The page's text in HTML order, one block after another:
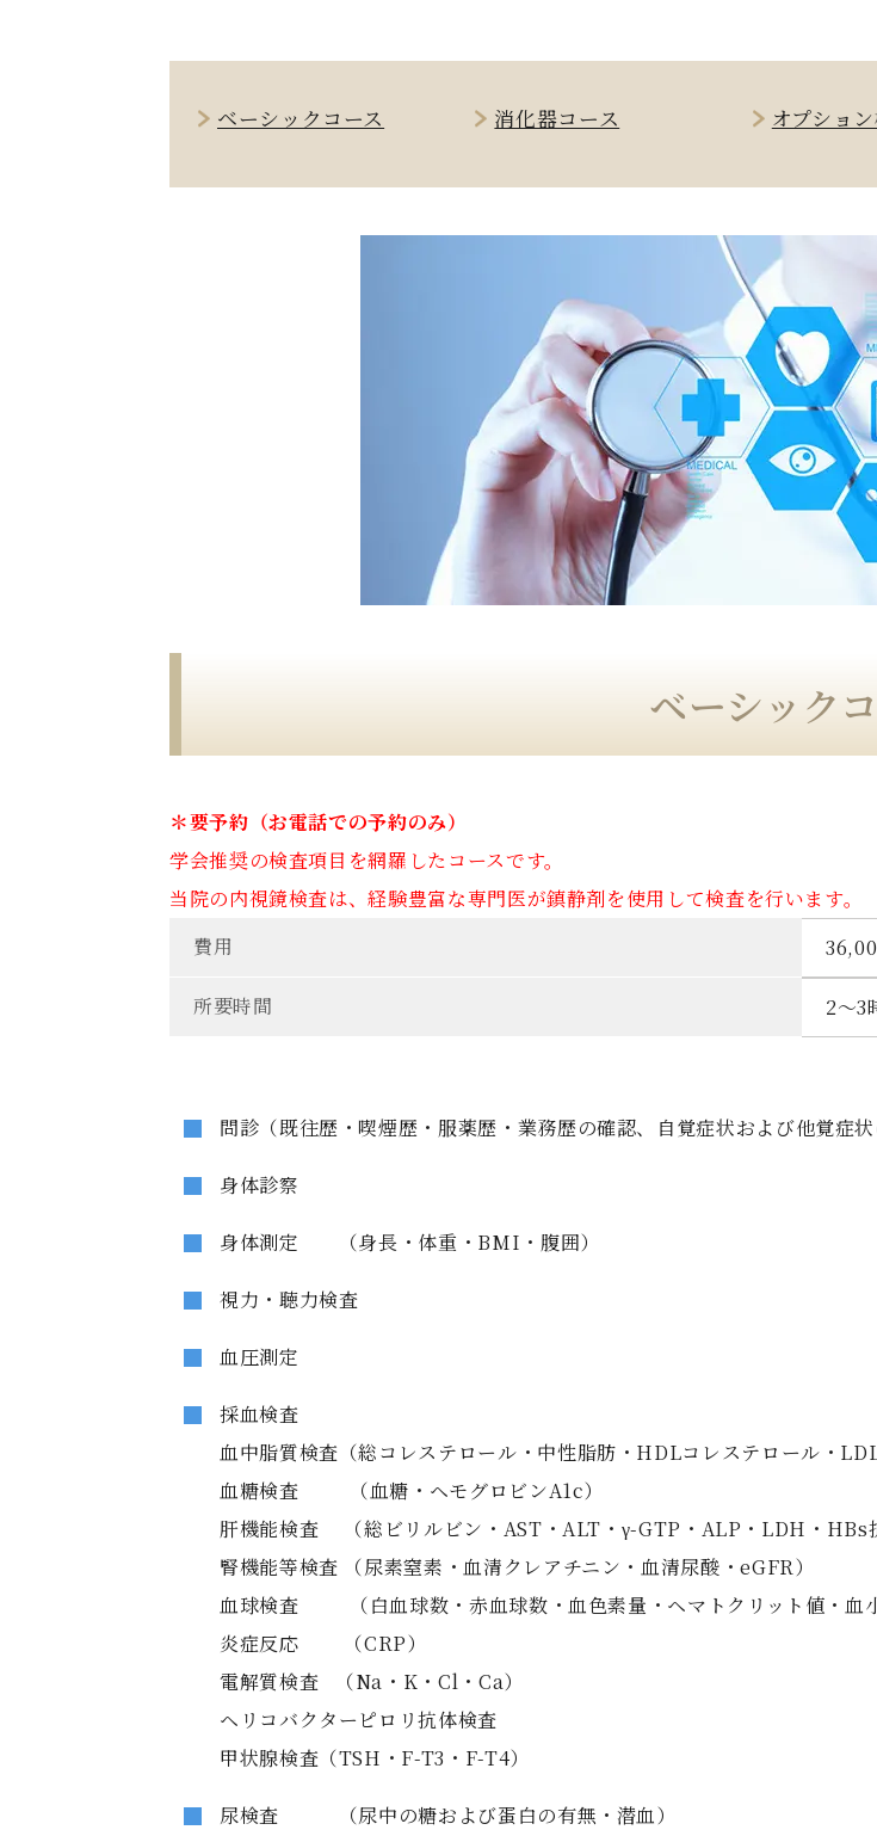
ベーシックコース 消化器コース オプショ
ベーシック
＊要予約（お電話での予約のみ）
学会推奨の検査項目を網羅したコースです。
当院の内視鏡検査は、経験豊富な専門医が鎮静剤を使用して検査を行います。
費用
所要時間 2～3
問診（既往歴・喫煙歴・服薬歴・業務歴の確認、自覚症状および他覚症状
身体診察
身体測定 （身長・体重・BMI・腹囲）
視力・聴力検査
血圧測定
採血検査
血中脂質検査（総コレステロール・中性脂肪・HDLコレステロール・
血糖検査 （血糖・ヘモグロビンA1c）
肝機能検査 （総ビリルビン・AST・ALT・γ-GTP・ALP・LDH・HBs
腎機能等検査 （尿素窒素・血清クレアチニン・血清尿酸・eGFR）
血球検査 （白血球数・赤血球数・血色素量・ヘマトクリット値・血小
炎症反応 （CRP）
電解質検査 （Na・K・Cl・Ca）
ヘリコバクターピロリ抗体検査
甲状腺検査（TSH・F-T3・F-T4）
尿検査 （尿中の糖および蛋白の有無・潜血）